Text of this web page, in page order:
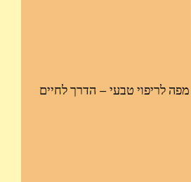
לריפוי טבעי – הדרך לחיים